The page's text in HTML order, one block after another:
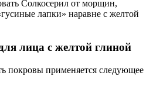
Солкосерил от морщин,
лапки» наравне с желтой
лица с желтой глиной
покровы применяется следующее